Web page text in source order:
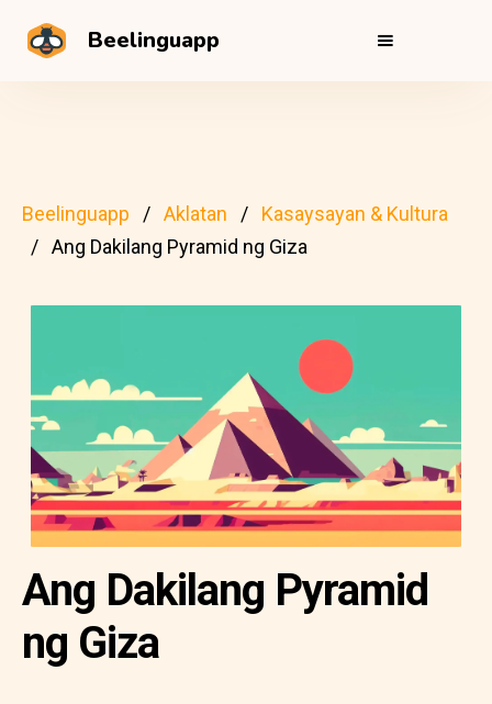
Beelinguapp
Beelinguapp Aklatan
Kasaysayan & Kultura
Ang Dakilang Pyramid ng Giza
Ang Dakilang Pyramid
ng Giza